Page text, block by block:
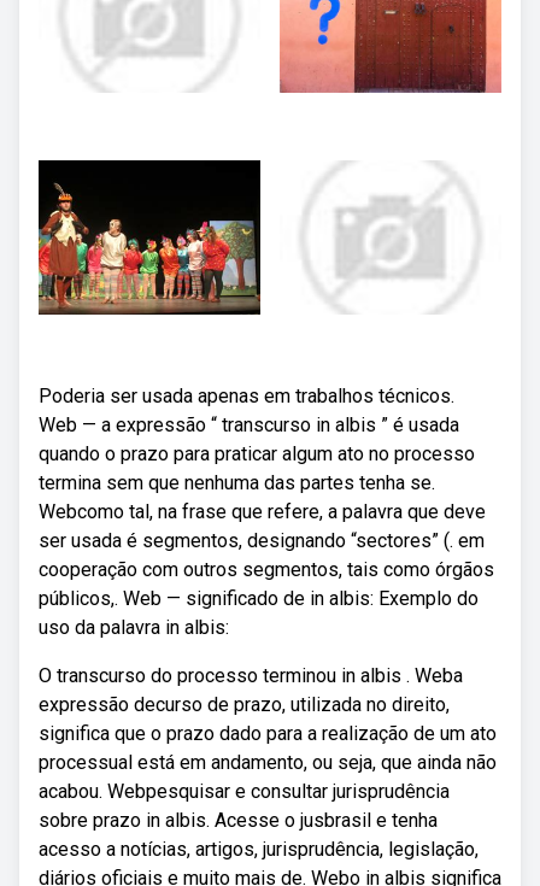
Poderia ser usada apenas em trabalhos técnicos.
Web — a expressão “ transcurso in albis ” é usada
quando o prazo para praticar algum ato no processo
termina sem que nenhuma das partes tenha se.
Webcomo tal, na frase que refere, a palavra que deve
ser usada é segmentos, designando “sectores” (. em
cooperação com outros segmentos, tais como órgãos
públicos,. Web — significado de in albis: Exemplo do
uso da palavra in albis:
O transcurso do processo terminou in albis . Weba
expressão decurso de prazo, utilizada no direito,
significa que o prazo dado para a realização de um ato
processual está em andamento, ou seja, que ainda não
acabou. Webpesquisar e consultar jurisprudência
sobre prazo in albis. Acesse o jusbrasil e tenha
acesso a notícias, artigos, jurisprudência, legislação,
diários oficiais e muito mais de. Webo in albis significa